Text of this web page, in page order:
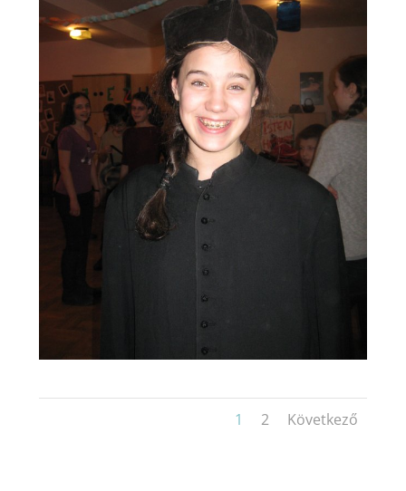
1 2 Következő